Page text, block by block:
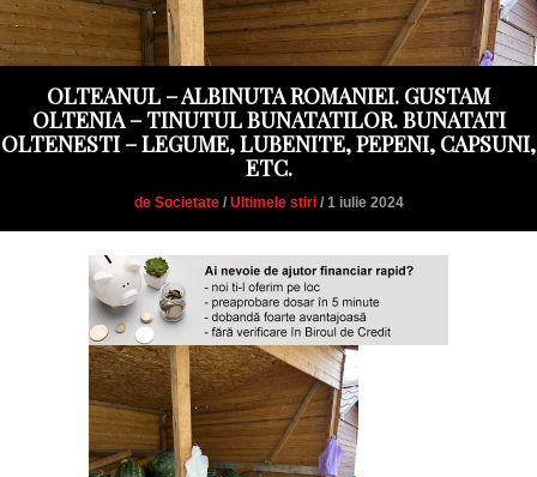
OLTEANUL – ALBINUTA ROMANIEI. GUSTAM
OLTENIA – TINUTUL BUNATATILOR. BUNATATI
OLTENESTI – LEGUME, LUBENITE, PEPENI, CAPSUNI,
ETC.
de Societate/ Ultimele stiri/ 1 iulie 2024